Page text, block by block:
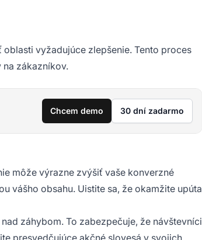
vyžadujúce zlepšenie. Tento proces
zákazníkov.
Chcem demo 30 dní zadarmo
môže výrazne zvýšiť vaše konverzné
vášho obsahu. Uistite sa, že okamžite upúta
záhybom. To zabezpečuje, že návštevníci